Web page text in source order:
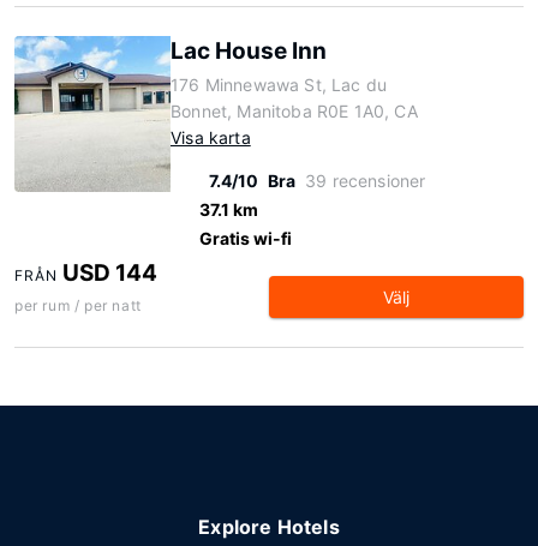
Lac House Inn
176 Minnewawa St, Lac du
Bonnet, Manitoba R0E 1A0, CA
Visa karta
7.4/10 Bra 39 recensioner
37.1 km
Gratis wi-fi
FRÅN USD 144
per rum / per natt Välj
Explore Hotels